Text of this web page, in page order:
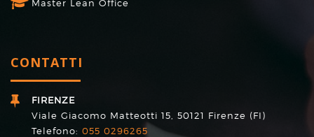
Master Lean Office
CONTATTI
FIRENZE
Viale Giacomo Matteotti 15, 50121 Firenze (FI)
Telefono: 055 0296265